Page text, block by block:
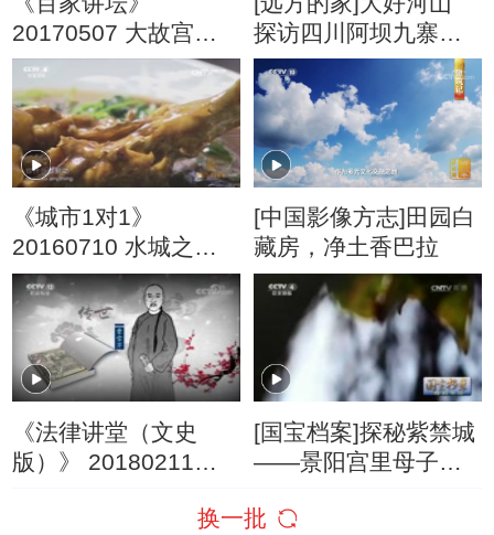
20170507 大故宫
（第四部）（3）大元
青花
探访四川阿坝九寨沟
钙华瀑布
《城市1对1》
20160710 水城之韵
中国·泰州——丹麦·哥
本哈根
[中国影像方志]田园白
藏房，净土香巴拉
《法律讲堂（文史
版）》 20180211
之谜（九）《红楼
[国宝档案]探秘紫禁城
——景阳宫里母子情
换一批